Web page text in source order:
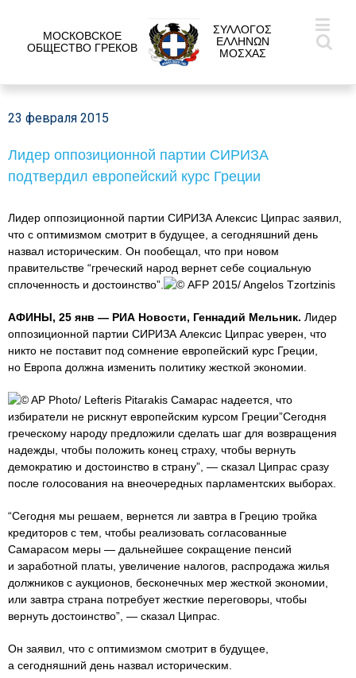
МОСКОВСКОЕ
ОБЩЕСТВО ГРЕКОВ
ΣΥΛΛΟΓΟΣ
ΕΛΛΗΝΩΝ
ΜΟΣΧΑΣ
23 февраля 2015
Лидер оппозиционной партии СИРИЗА
подтвердил европейский курс Греции
Лидер оппозиционной партии СИРИЗА Алексис Ципрас заявил,
что с оптимизмом смотрит в будущее, а сегодняшний день
назвал историческим. Он пообещал, что при новом
правительстве “греческий народ вернет себе социальную
сплоченность и достоинство”.
© AFP 2015/ Angelos Tzortzinis
АФИНЫ, 25 янв — РИА Новости, Геннадий Мельник. Лидер
оппозиционной партии СИРИЗА Алексис Ципрас уверен, что
никто не поставит под сомнение европейский курс Греции,
но Европа должна изменить политику жесткой экономии.
© AP Photo/ Lefteris Pitarakis Самарас надеется, что
избиратели не рискнут европейским курсом Греции”Сегодня
греческому народу предложили сделать шаг для возвращения
надежды, чтобы положить конец страху, чтобы вернуть
демократию и достоинство в страну”, — сказал Ципрас сразу
после голосования на внеочередных парламентских выборах.
“Сегодня мы решаем, вернется ли завтра в Грецию тройка
кредиторов с тем, чтобы реализовать согласованные
Самарасом меры — дальнейшее сокращение пенсий
и заработной платы, увеличение налогов, распродажа жилья
должников с аукционов, бесконечных мер жесткой экономии,
или завтра страна потребует жесткие переговоры, чтобы
вернуть достоинство”, — сказал Ципрас.
Он заявил, что с оптимизмом смотрит в будущее,
а сегодняшний день назвал историческим.